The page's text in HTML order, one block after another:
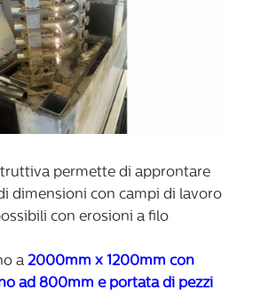
permette di approntare
dimensioni con campi di lavoro
con erosioni a filo
a 2000mm x 1200mm con
ad 800mm e portata di pezzi